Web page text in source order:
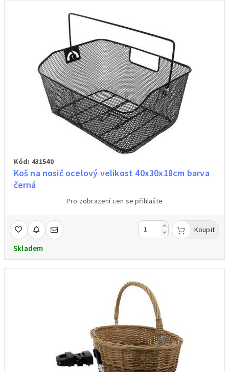
Kód: 431540
Koš na nosič ocelový velikost 40x30x18cm barva
černá
Pro zobrazení cen se přihlašte
Skladem
Koupit